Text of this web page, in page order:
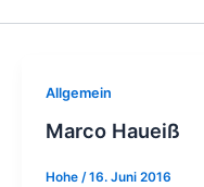
Allgemein
Marco Haueiß
Hohe /16. Juni 2016